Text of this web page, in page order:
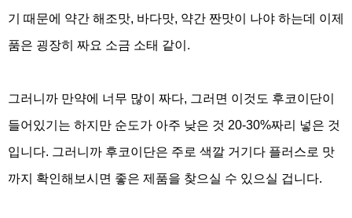
기 때문에 약간 해조맛, 바다맛, 약간 짠맛이 나야 하는데 이제
품은 굉장히 짜요 소금 소태 같이 .
그러니까 만약에 너무 많이 짜다, 그러면 이것도 후코이단이
들어있기는 하지만 순도가 아주 낮은 것 20-30%짜리 넣은 것
입니다. 그러니까 후코이단은 주로 색깔 거기다 플러스로 맛
까지 확인해보시면 좋은 제품을 찾으실 수 있으실 겁니다.